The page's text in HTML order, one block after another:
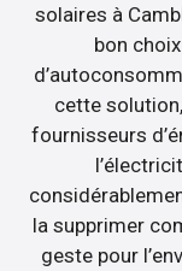
solaires à
bon
cette
fournisseurs
la supprimer
geste pour